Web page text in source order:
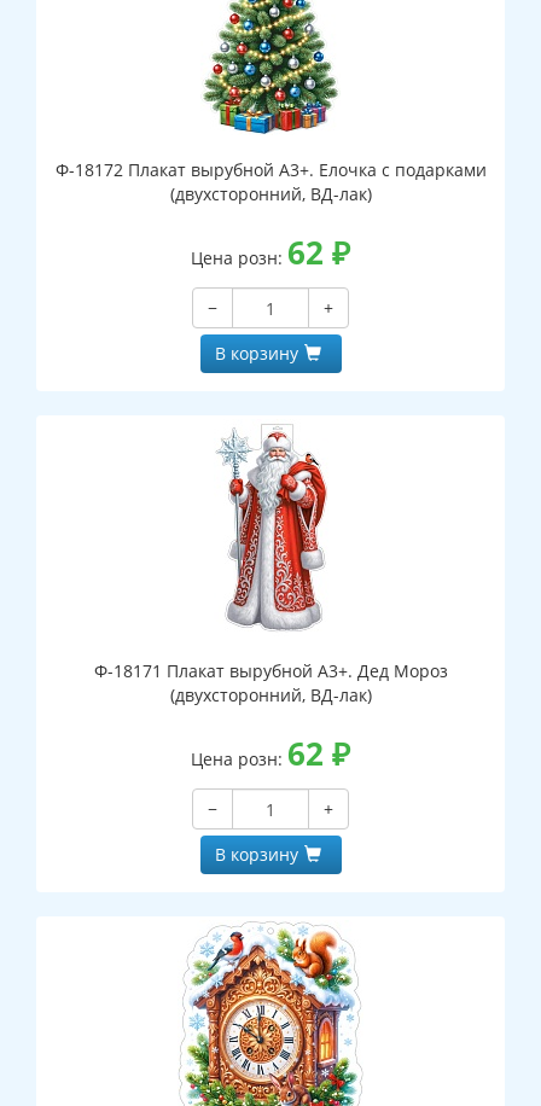
Ф-18172 Плакат вырубной А3+. Елочка с подарками
(двухсторонний, ВД-лак)
Цена розн: 62 ₽
−
+
В корзину
Ф-18171 Плакат вырубной А3+. Дед Мороз
(двухсторонний, ВД-лак)
Цена розн: 62 ₽
−
+
В корзину